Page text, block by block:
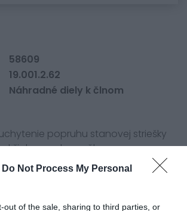
Do Not Process My Personal
out of the sale, sharing to third parties, or
58609
19.001.2.62
Náhradné diely k člnom
popruhu stanovej striešky
pracky na člne.